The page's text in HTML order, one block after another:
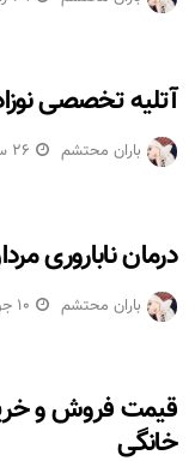
آتلیه تخصصی
باران محتشم 26 سپتامبر 2017
درمان ناباروری
باران محتشم 10 جولای 2017
قیمت فروش و
خانگی